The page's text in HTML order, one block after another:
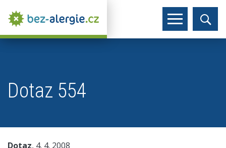
Dotaz 554
Dotaz, 4. 4. 2008